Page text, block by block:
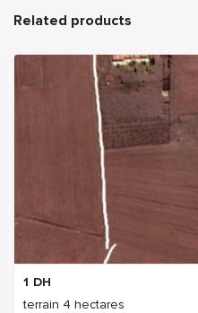
Related products
1 DH
terrain 4 hectares